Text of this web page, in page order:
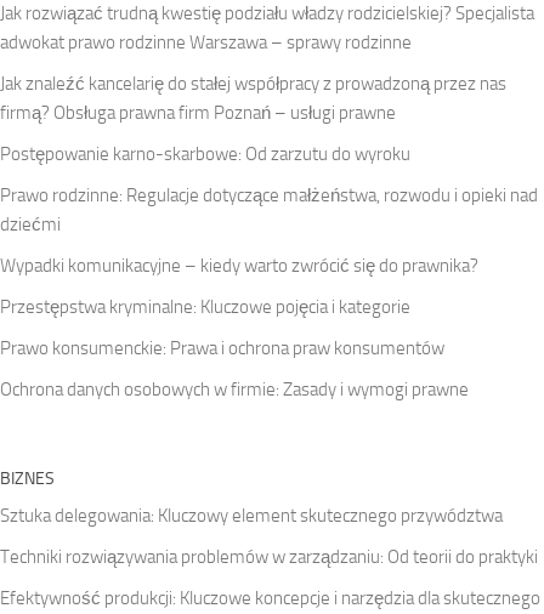
Jak rozwiązać trudną kwestię podziału władzy rodzicielskiej? Specjalista
adwokat prawo rodzinne Warszawa – sprawy rodzinne
Jak znaleźć kancelarię do stałej współpracy z prowadzoną przez nas
firmą? Obsługa prawna firm Poznań – usługi prawne
Postępowanie karno-skarbowe: Od zarzutu do wyroku
Prawo rodzinne: Regulacje dotyczące małżeństwa, rozwodu i opieki nad
dziećmi
Wypadki komunikacyjne – kiedy warto zwrócić się do prawnika?
Przestępstwa kryminalne: Kluczowe pojęcia i kategorie
Prawo konsumenckie: Prawa i ochrona praw konsumentów
Ochrona danych osobowych w firmie: Zasady i wymogi prawne
BIZNES
Sztuka delegowania: Kluczowy element skutecznego przywództwa
Techniki rozwiązywania problemów w zarządzaniu: Od teorii do praktyki
Efektywność produkcji: Kluczowe koncepcje i narzędzia dla skutecznego